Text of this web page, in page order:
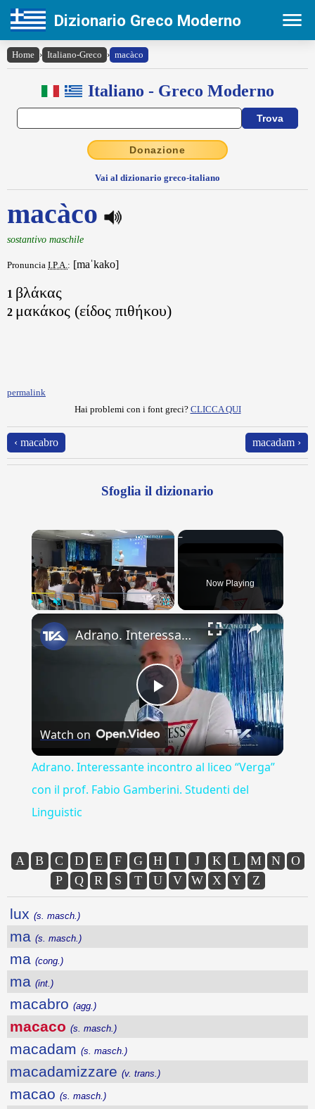
Dizionario Greco Moderno
Home › Italiano-Greco › macàco
Italiano - Greco Moderno
Donazione
Vai al dizionario greco-italiano
macàco
sostantivo maschile
Pronuncia I.P.A.: [maˈkako]
1 βλάκας
2 μακάκος (είδος πιθήκου)
permalink
Hai problemi con i font greci? CLICCA QUI
‹ macabro macadam ›
Sfoglia il dizionario
×
Now Playing
×
Play
Video
Adrano. Interessante incontro al liceo “Verga” con il prof. Fabio Gamberini. Studenti del Linguistic
Watch on
Adrano. Interessante incontro al liceo “Verga”
con il prof. Fabio Gamberini. Studenti del
Linguistic
A B C D E F G H I J K L M N
O
P
Q R S T U V W X Y Z
lux (s. masch.)
ma (s. masch.)
ma (cong.)
ma (int.)
macabro (agg.)
macaco (s. masch.)
macadam (s. masch.)
macadamizzare (v. trans.)
macao (s. masch.)